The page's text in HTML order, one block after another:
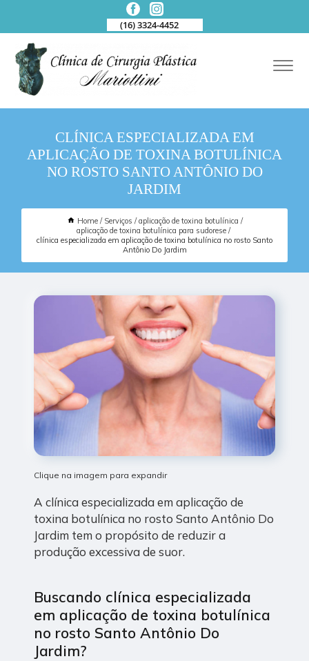
(16) 3324-4452
CLÍNICA ESPECIALIZADA EM
APLICAÇÃO DE TOXINA BOTULÍNICA
NO ROSTO SANTO ANTÔNIO DO
JARDIM
Home Serviços
aplicação de toxina botulínica
aplicação de toxina botulínica para sudorese
clínica especializada em aplicação de toxina botulínica no rosto Santo
Antônio Do Jardim
Clique na imagem para expandir
A clínica especializada em aplicação de
toxina botulínica no rosto Santo Antônio Do
Jardim tem o propósito de reduzir a
produção excessiva de suor.
Buscando clínica especializada
em aplicação de toxina botulínica
no rosto Santo Antônio Do
Jardim?